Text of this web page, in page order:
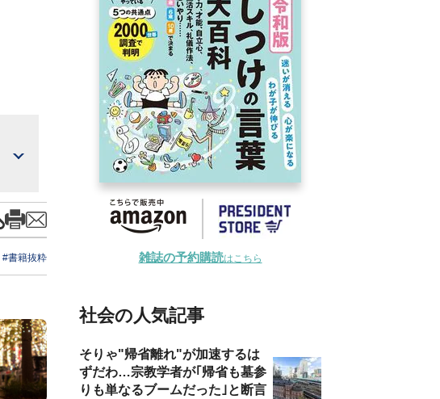
#書籍抜粋 雑誌の予約購読はこちら
社会の人気記事
そりゃ"帰省離れ"が加速するは
ずだわ…宗教学者が｢帰省も墓参
りも単なるブームだった｣と断言